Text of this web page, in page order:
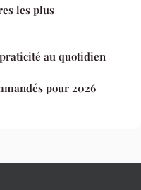
les plus
au quotidien
pour 2026